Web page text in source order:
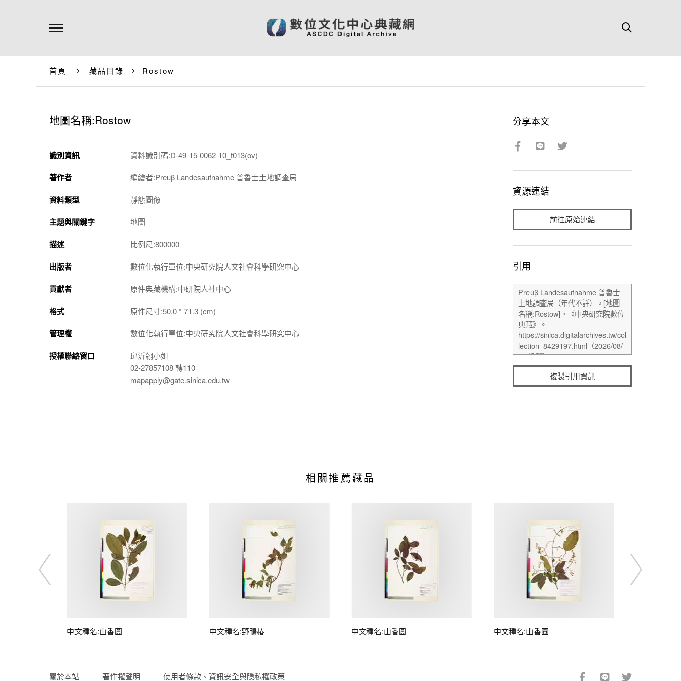
首頁 藏品目錄 Rostow
地圖名稱:Rostow
識別資訊 資料識別碼:D-49-15-0062-10_t013(ov)
著作者 編繪者:Preuβ Landesaufnahme 普魯士土地調查局
資料類型 靜態圖像
主題與關鍵字 地圖
描述 比例尺:800000
出版者 數位化執行單位:中央研究院人文社會科學研究中心
貢獻者 原件典藏機構:中研院人社中心
格式 原件尺寸:50.0 * 71.3 (cm)
管理權 數位化執行單位:中央研究院人文社會科學研究中心
授權聯絡窗口
邱沂翎小姐
02-27857108 轉110
mapapply@gate.sinica.edu.tw
分享本文
資源連結
前往原始連結
引用
複製引用資訊
相關推薦藏品
中文種名:山香圓 中文種名:野鴨椿 中文種名:山香圓 中文種名:山香圓
關於本站 著作權聲明 使用者條款、資訊安全與隱私權政策